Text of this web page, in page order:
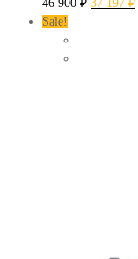
46 900₽ 37 197 ₽
Sale!